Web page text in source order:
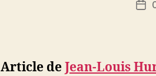
Article deJean-Louis